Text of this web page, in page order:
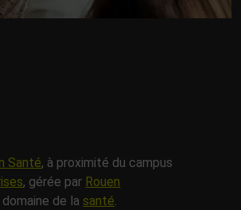
Santé, à proximité du campus
, gérée par Rouen
de la santé.